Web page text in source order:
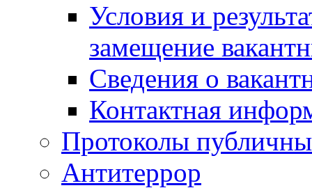
Условия и
замещение
Сведения о
Контактная
Протоколы
Антитеррор